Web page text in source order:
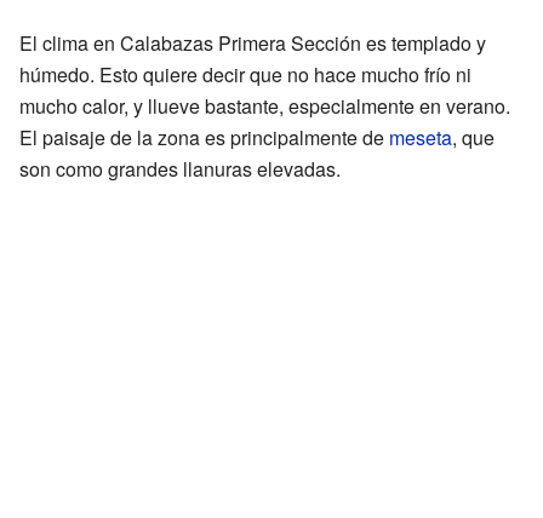
El clima en Calabazas Primera Sección es templado y
húmedo. Esto quiere decir que no hace mucho frío ni
mucho calor, y llueve bastante, especialmente en verano.
El paisaje de la zona es principalmente de meseta, que
son como grandes llanuras elevadas.